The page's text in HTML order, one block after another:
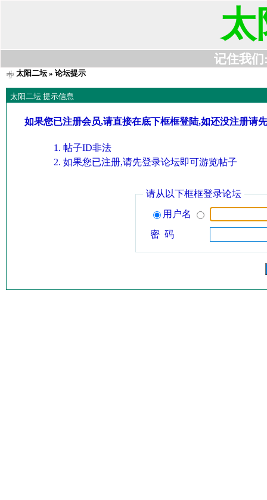
太
记住我们
太阳二坛» 论坛提示
太阳二坛 提示信息
如果您已注册会员,请直接在底下框框登陆,如还没注册请
帖子ID非法
如果您已注册,请先登录论坛即可游览帖子
请从以下框框登录论坛
用户名
密 码